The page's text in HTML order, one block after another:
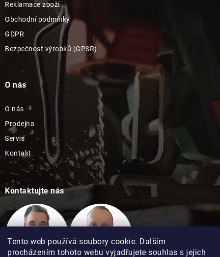
Tento web používá soubory cookie. Dalším
procházením tohoto webu vyjadřujete souhlas s jejich
Reklamace zboží
Obchodní podmínky
GDPR
Bezpečnost výrobků (GPSR)
O nás
O nás
Prodejna
Servis
Kontakt
Kontaktujte nás